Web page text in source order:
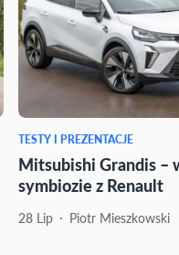
TESTY I PREZENTACJE
Mitsubishi Grandis –
symbiozie z Renault
28 Lip Piotr Mieszkowski